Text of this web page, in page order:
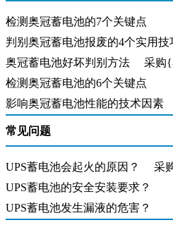
检测奥冠蓄电池的7个关键点
判别奥冠蓄电池报废的4个实用技
奥冠蓄电池好坏判别方法
采购
检测奥冠蓄电池的6个关键点
影响奥冠蓄电池性能的技术因素
常见问题
UPS蓄电池会起火的原因？
采
UPS蓄电池的安全安装要求？
UPS蓄电池发生漏液的危害？